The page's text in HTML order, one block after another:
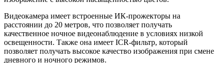
Видеокамера имеет встроенные ИК-прожекторы на
расстоянии до 20 метров, что позволяет получать
качественное ночное видеонаблюдение в условиях низкой
освещенности. Также она имеет ICR-фильтр, который
позволяет получать высокое качество изображения при смене
дневного и ночного режимов.